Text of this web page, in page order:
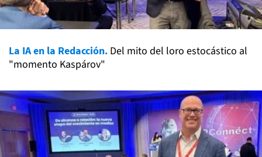
La IA en la Redacción. Del mito del loro estocástico al
"momento Kaspárov"